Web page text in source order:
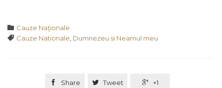
 Category
Cauze Naţionale
 Tags
Cauze Nationale Dumnezeu si Neamul meu
 Share  Tweet  +1